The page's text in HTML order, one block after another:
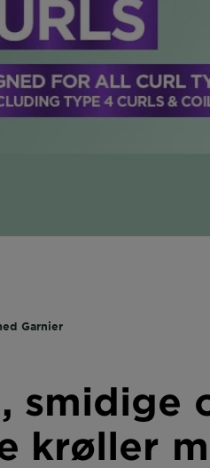
Garnier
smidige
krøller